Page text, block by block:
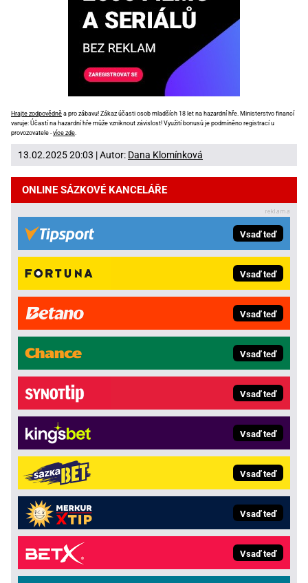
Hrajte zodpovědně a pro zábavu! Zákaz účasti osob mladších 18 let na hazardní hře. Ministerstvo financí
varuje: Účastí na hazardní hře může vzniknout závislost! Využití bonusů je podmíněno registrací u
provozovatele -více zde
13.02.2025 20:03 | Autor: Dana Klomínková
ONLINE SÁZKOVÉ KANCELÁŘE
Vsaď teď
Vsaď teď
Vsaď teď
Vsaď teď
Vsaď teď
Vsaď teď
Vsaď teď
Vsaď teď
Vsaď teď